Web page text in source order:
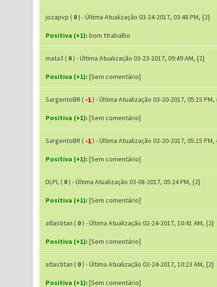
jozapvp ( 0) - Última Atualização 03-24-2017, 03:48 PM, {2}
Positiva (+1): bom ttrabalho
mata3 ( 0) - Última Atualização 03-23-2017, 09:49 AM, {2}
Positiva (+1): [Sem comentário]
SargentoBR( -1) - Última Atualização 03-20-2017, 05:15 PM,
Positiva (+1): [Sem comentário]
SargentoBR( -1) - Última Atualização 03-20-2017, 05:15 PM,
Positiva (+1): [Sem comentário]
DLPL( 0) - Última Atualização 03-08-2017, 05:24 PM, {2}
Positiva (+1): [Sem comentário]
atlastitan ( 0) - Última Atualização 02-24-2017, 10:41 AM, {2}
Positiva (+1): [Sem comentário]
atlastitan ( 0) - Última Atualização 02-24-2017, 10:23 AM, {2}
Positiva (+1): [Sem comentário]